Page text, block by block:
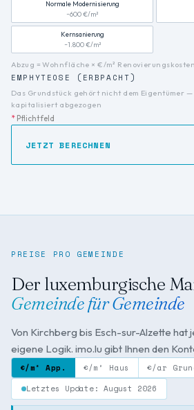
Verwandte Suchanfragen: prix
Normale Modernisierung
~600 €/m²
Kernsanierung
~1.800 €/m²
Abzug = Wohnfläche × €/m² Renovierungskosten
EMPHYTEOSE (ERBPACHT)
Das Grundstück gehört nicht dem Eigentümer
kapitalisiert abgezogen
* Pflichtfeld
JETZT BERECHNEN
PREISE PRO GEMEINDE
Der luxemburgische
Gemeinde für Gemeinde
Von Kirchberg bis Esch-sur-Alzette hat
eigene Logik. imo.lu gibt Ihnen den
€/m² App. €/m² Haus €/ar
Letztes Update: August 2026